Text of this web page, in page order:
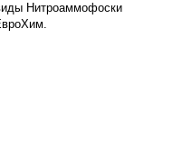
Нитроаммофоски